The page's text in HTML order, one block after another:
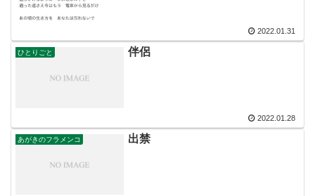
2022.01.31
ひとりごと 伴侶
2022.01.28
あがきのフラメンコ 出禁